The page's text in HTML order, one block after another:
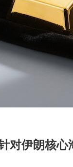
对伊朗核心